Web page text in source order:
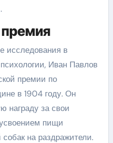
исследования в
Иван Павлов
премии по
в 1904 году. Он
награду за свои
пищи
на раздражители.